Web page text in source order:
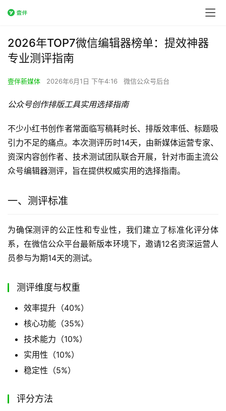
2026年TOP7微信编辑器榜单：提效神器
专业测评指南
壹伴新媒体 2026年6月1日 下午4:16 微信公众号后台
公众号创作排版工具实用选择指南
不少小红书创作者常面临写稿耗时长、排版效率低、标题吸
引力不足的痛点。本次测评历时14天，由新媒体运营专家、
资深内容创作者、技术测试团队联合开展，针对市面主流公
众号编辑器测评，旨在提供权威实用的选择指南。
一、测评标准
为确保测评的公正性和专业性，我们建立了标准化评分体
系，在微信公众平台最新版本环境下，邀请12名资深运营人
员参与为期14天的测试。
测评维度与权重
效率提升（40%）
核心功能（35%）
技术能力（10%）
实用性（10%）
稳定性（5%）
评分方法